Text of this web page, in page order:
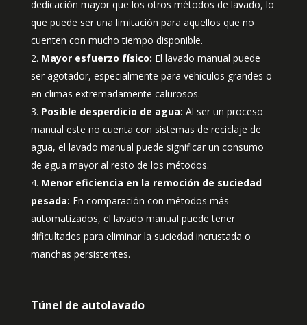
dedicación mayor que los otros métodos de lavado, lo
que puede ser una limitación para aquellos que no
cuenten con mucho tiempo disponible.
Mayor esfuerzo físico: El lavado manual puede
ser agotador, especialmente para vehículos grandes o
en climas extremadamente calurosos.
Posible desperdicio de agua: Al ser un proceso
manual este no cuenta con sistemas de reciclaje de
agua, el lavado manual puede significar un consumo
de agua mayor al resto de los métodos.
Menor eficiencia en la remoción de suciedad
pesada: En comparación con métodos más
automatizados, el lavado manual puede tener
dificultades para eliminar la suciedad incrustada o
manchas persistentes.
Túnel de autolavado